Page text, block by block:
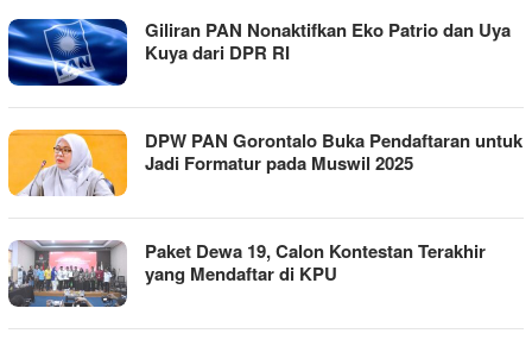
Giliran PAN Nonaktifkan Eko Patrio dan Uya
Kuya dari DPR RI
DPW PAN Gorontalo Buka Pendaftaran untuk
Jadi Formatur pada Muswil 2025
Paket Dewa 19, Calon Kontestan Terakhir
yang Mendaftar di KPU